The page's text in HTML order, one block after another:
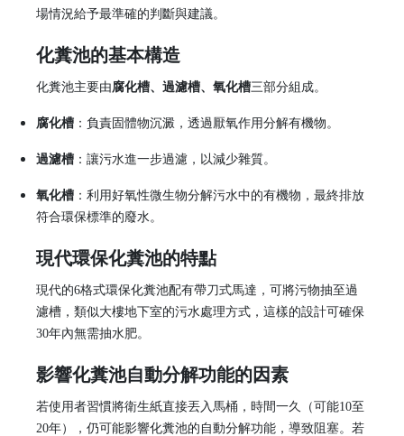
場情況給予最準確的判斷與建議。
化糞池的基本構造
化糞池主要由腐化槽、過濾槽、氧化槽三部分組成。
腐化槽 ：負責固體物沉澱，透過厭氧作用分解有機物。
過濾槽 ：讓污水進一步過濾，以減少雜質。
氧化槽 ：利用好氧性微生物分解污水中的有機物，最終排放
符合環保標準的廢水。
現代環保化糞池的特點
現代的6格式環保化糞池配有帶刀式馬達，可將污物抽至過
濾槽，類似大樓地下室的污水處理方式，這樣的設計可確保
30年內無需抽水肥。
影響化糞池自動分解功能的因素
若使用者習慣將衛生紙直接丟入馬桶，時間一久（可能10至
20年），仍可能影響化糞池的自動分解功能，導致阻塞。若